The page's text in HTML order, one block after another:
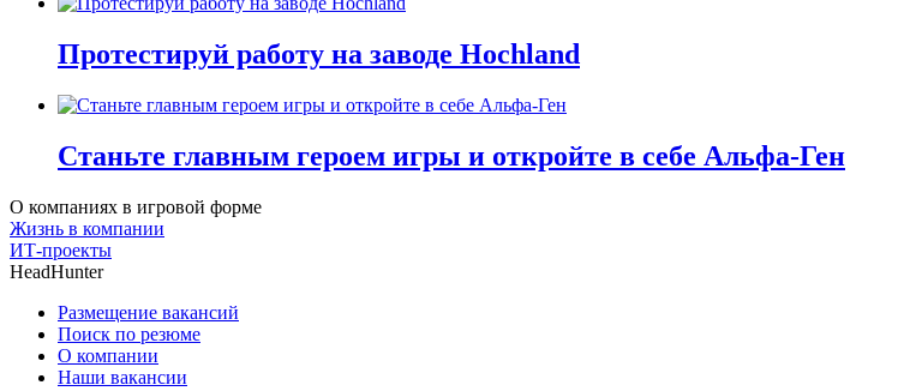
Протестируй работу на заводе Hochland
Станьте главным героем игры и откройте в себе Альфа-Ген
О компаниях в игровой форме
Жизнь в компании
ИТ-проекты
HeadHunter
Размещение вакансий
Поиск по резюме
О компании
Наши вакансии